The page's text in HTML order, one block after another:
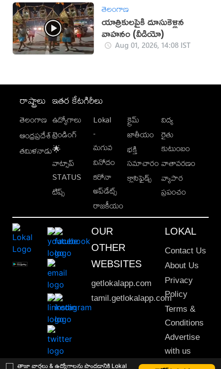
తాజా వార్తలు & ఉద్యోగాలను పొందడానికి Lokal
తెలంగాణ
యాత్రికులపైకి దూసుకెళ్లిన
వాహనం (వీడియో)
Aug 01, 2026, 14:08 IST
రాష్ట్రాలు
తెలంగాణ
ఆంధ్రప్రదేశ్
తమిళనాడు
ఇతర కేటగిరీలు
ఉద్యోగాలు
ట్రెండింగ్
🌟
వాట్సాప్
STATUS
టిప్స్
Lokal
-
మగువ
వినోదం
కరోనా
అప్‌డేట్స్
రాజకీయం
క్రైమ్
జాతీయం
భక్తి
సమాచారం
క్లాసిఫైడ్స్
విద్య
రైతు
కుటుంబం
వాతావరణం
వ్యాపార
ప్రపంచం
OUR
OTHER
WEBSITES
getlokalapp.com
tamil.getlokalapp.com
LOKAL
Contact Us
About Us
Privacy
Policy
Terms &
Conditions
Advertise
with us
Sitemap